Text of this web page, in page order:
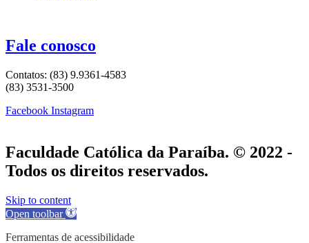
Fale conosco
Contatos: (83) 9.9361-4583
(83) 3531-3500
Facebook Instagram
Faculdade Católica da Paraíba. © 2022 -
Todos os direitos reservados.
Skip to content
Open toolbar
Ferramentas de acessibilidade